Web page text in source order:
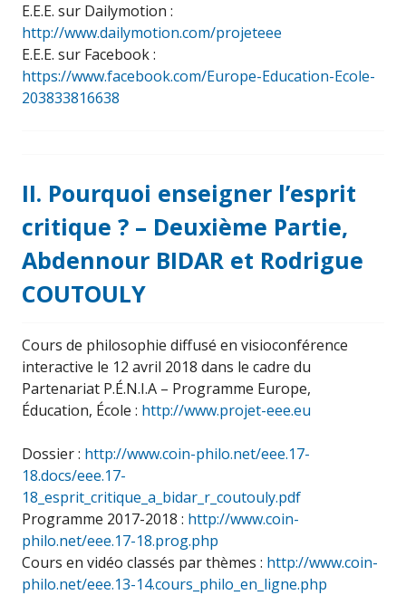
E.E.E. sur Dailymotion :
http://www.dailymotion.com/projeteee
E.E.E. sur Facebook :
https://www.facebook.com/Europe-Education-Ecole-
203833816638
II. Pourquoi enseigner l’esprit
critique ? – Deuxième Partie,
Abdennour BIDAR et Rodrigue
COUTOULY
Cours de philosophie diffusé en visioconférence
interactive le 12 avril 2018 dans le cadre du
Partenariat P.É.N.I.A – Programme Europe,
Éducation, École : http://www.projet-eee.eu
Dossier : http://www.coin-philo.net/eee.17-
18.docs/eee.17-
18_esprit_critique_a_bidar_r_coutouly.pdf
Programme 2017-2018 : http://www.coin-
philo.net/eee.17-18.prog.php
Cours en vidéo classés par thèmes : http://www.coin-
philo.net/eee.13-14.cours_philo_en_ligne.php